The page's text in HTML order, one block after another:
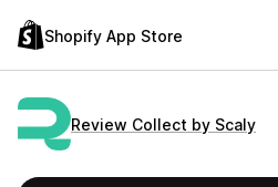
Shopify App Store
Review Collect by Scaly